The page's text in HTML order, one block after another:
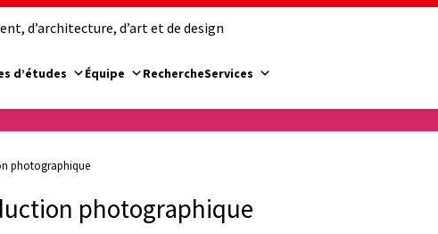
d’architecture, d’art et de design
d’études Équipe RechercheServices
photographique
photographique